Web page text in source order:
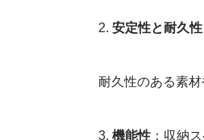
2. 安定性と耐久性
耐久性のある素
3. 機能性 ：収納